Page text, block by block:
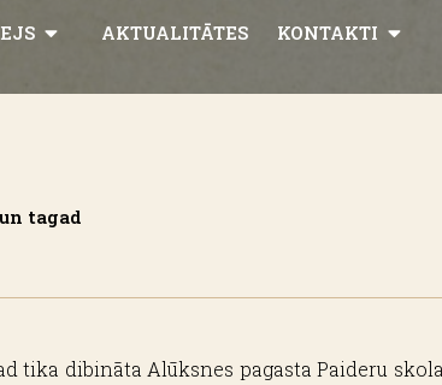
AKTUALITĀTES KONTAKTI
tagad
tika dibināta Alūksnes pagasta Paideru